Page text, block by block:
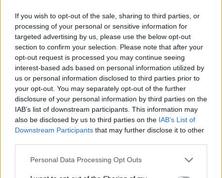
If you wish to opt-out of the sale, sharing to third parties, or
processing of your personal or sensitive information for
targeted advertising by us, please use the below opt-out
section to confirm your selection. Please note that after your
opt-out request is processed you may continue seeing
interest-based ads based on personal information utilized by
us or personal information disclosed to third parties prior to
your opt-out. You may separately opt-out of the further
disclosure of your personal information by third parties on the
IAB’s list of downstream participants. This information may
also be disclosed by us to third parties on the IAB’s List of
Downstream Participants that may further disclose it to other
Personal Data Processing Opt Outs
▌ΤΕΛΕΥΤΑΙΑ ΝΕΑ